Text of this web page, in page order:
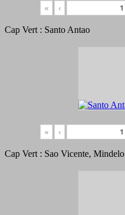
« ‹
Cap Vert : Santo Antao
« ‹
Cap Vert : Sao Vicente, Mindelo